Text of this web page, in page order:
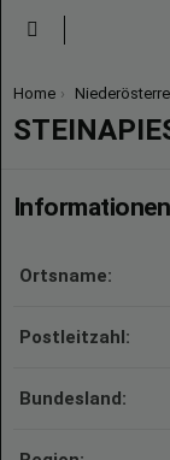
You are here:
Home
Ortsname:
Postleitzahl:
Bundesland: